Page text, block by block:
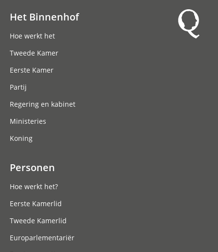
Het Binnenhof
Hoe werkt het
Tweede Kamer
Eerste Kamer
Partij
Regering en kabinet
Ministeries
Koning
Personen
Hoe werkt het?
Eerste Kamerlid
Tweede Kamerlid
Europarlementariër